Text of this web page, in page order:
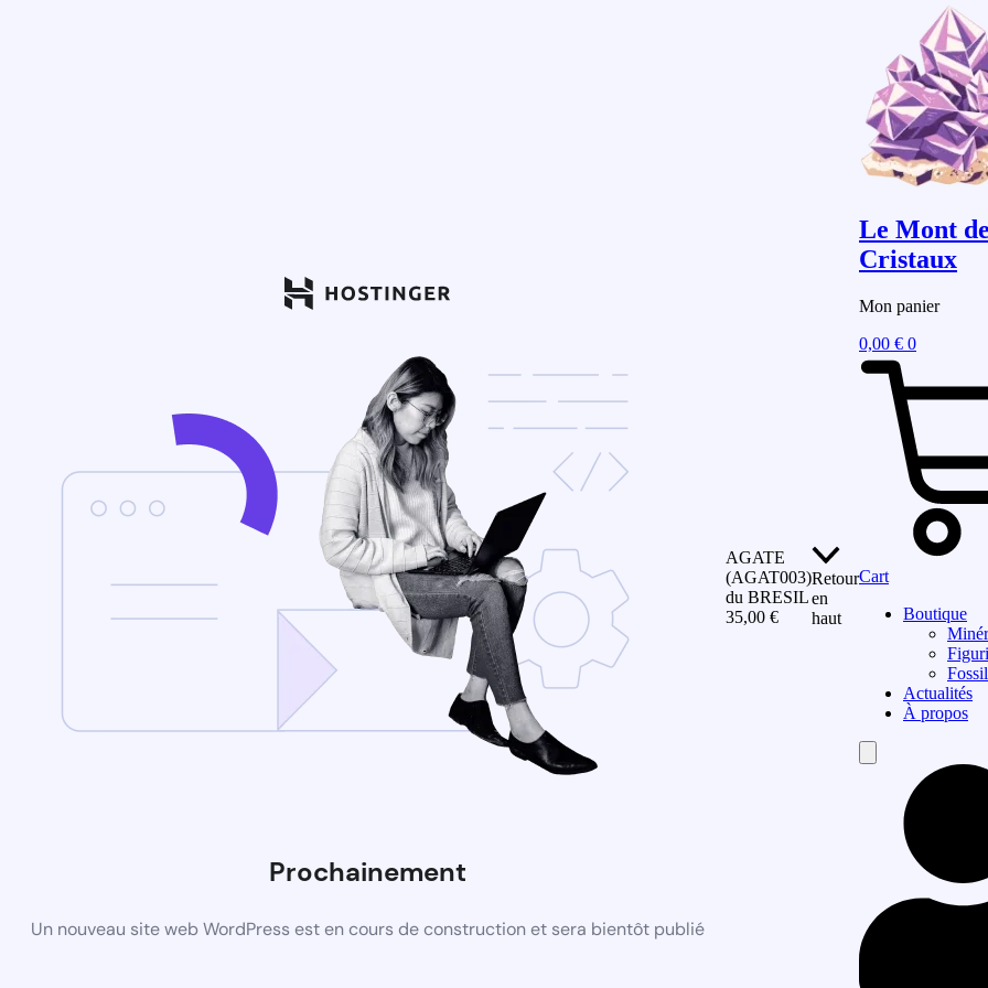
Prochainement
Un nouveau site web WordPress est en cours de construction et sera bientôt publié
AGATE
(AGAT003)
du BRESIL
35,00 €
Retour
en
haut
Le Mont
Cristaux
Mon panier
0,00 € 0
Cart
Boutique
Actualités
À propos
Toggle